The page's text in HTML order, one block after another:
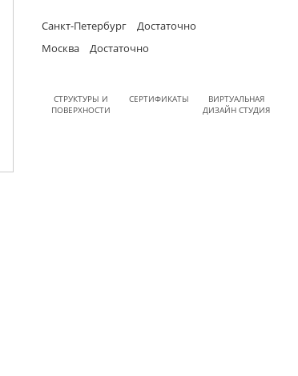
Санкт-Петербург
Достаточно
Москва
Достаточно
СТРУКТУРЫ И
ПОВЕРХНОСТИ
СЕРТИФИКАТЫ
ВИРТУАЛЬНАЯ
ДИЗАЙН СТУДИЯ